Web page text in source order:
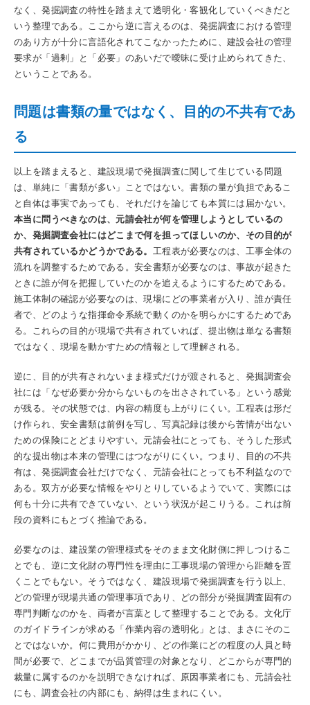
なく、発掘調査の特性を踏まえて透明化・客観化していくべきだと
いう整理である。ここから逆に言えるのは、発掘調査における管理
のあり方が十分に言語化されてこなかったために、建設会社の管理
要求が「過剰」と「必要」のあいだで曖昧に受け止められてきた、
ということである。
問題は書類の量ではなく、目的の不共有であ
る
以上を踏まえると、建設現場で発掘調査に関して生じている問題
は、単純に「書類が多い」ことではない。書類の量が負担であるこ
と自体は事実であっても、それだけを論じても本質には届かない。
本当に問うべきなのは、元請会社が何を管理しようとしているの
か、発掘調査会社にはどこまで何を担ってほしいのか、その目的が
共有されているかどうかである。 工程表が必要なのは、工事全体の
流れを調整するためである。安全書類が必要なのは、事故が起きた
ときに誰が何を把握していたのかを追えるようにするためである。
施工体制の確認が必要なのは、現場にどの事業者が入り、誰が責任
者で、どのような指揮命令系統で動くのかを明らかにするためであ
る。これらの目的が現場で共有されていれば、提出物は単なる書類
ではなく、現場を動かすための情報として理解される。
逆に、目的が共有されないまま様式だけが渡されると、発掘調査会
社には「なぜ必要か分からないものを出さされている」という感覚
が残る。その状態では、内容の精度も上がりにくい。工程表は形だ
け作られ、安全書類は前例を写し、写真記録は後から苦情が出ない
ための保険にとどまりやすい。元請会社にとっても、そうした形式
的な提出物は本来の管理にはつながりにくい。つまり、目的の不共
有は、発掘調査会社だけでなく、元請会社にとっても不利益なので
ある。双方が必要な情報をやりとりしているようでいて、実際には
何も十分に共有できていない、という状況が起こりうる。これは前
段の資料にもとづく推論である。
必要なのは、建設業の管理様式をそのまま文化財側に押しつけるこ
とでも、逆に文化財の専門性を理由に工事現場の管理から距離を置
くことでもない。そうではなく、建設現場で発掘調査を行う以上、
どの管理が現場共通の管理事項であり、どの部分が発掘調査固有の
専門判断なのかを、両者が言葉として整理することである。文化庁
のガイドラインが求める「作業内容の透明化」とは、まさにそのこ
とではないか。何に費用がかかり、どの作業にどの程度の人員と時
間が必要で、どこまでが品質管理の対象となり、どこからが専門的
裁量に属するのかを説明できなければ、原因事業者にも、元請会社
にも、調査会社の内部にも、納得は生まれにくい。